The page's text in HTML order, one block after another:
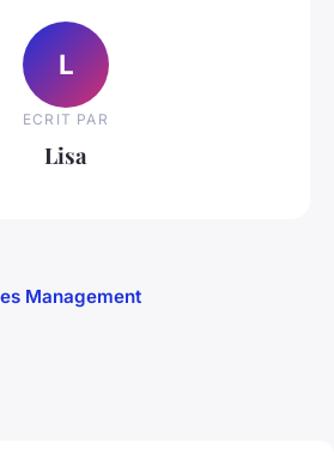
L
ECRIT PAR
Lisa
Management